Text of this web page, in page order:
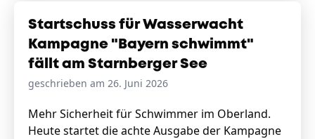
Startschuss für Wasserwacht
Kampagne "Bayern schwimmt"
fällt am Starnberger See
geschrieben am 26. Juni 2026
Mehr Sicherheit für Schwimmer im Oberland.
Heute startet die achte Ausgabe der Kampagne